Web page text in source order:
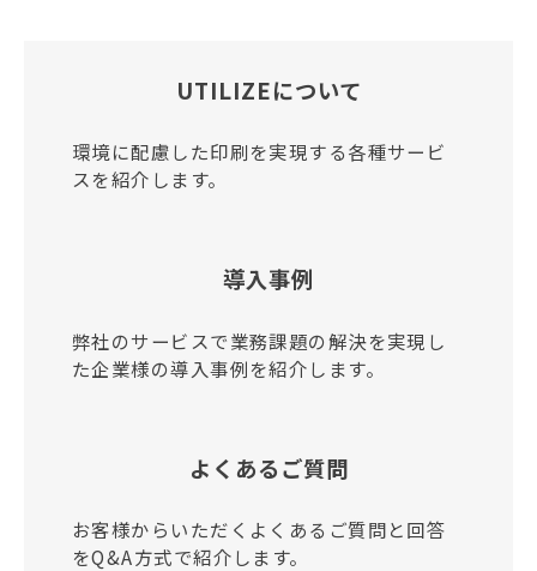
UTILIZEについて
環境に配慮した印刷を実現する各種サービ
スを紹介します。
導入事例
弊社のサービスで業務課題の解決を実現し
た企業様の導入事例を紹介します。
よくあるご質問
お客様からいただくよくあるご質問と回答
をQ&A方式で紹介します。